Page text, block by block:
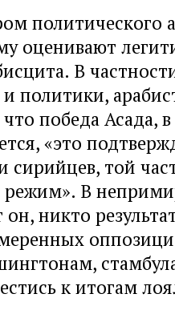
политического
оценивают
В
политики,
победа Асада,
«это
сирийцев, той
режим». В
никто
к итогам